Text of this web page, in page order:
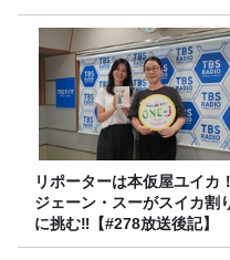
スナー60名をご招待！
リポーターは本仮屋ユイカ！
ジェーン・スーがスイカ割
に挑む‼【#278放送後記】